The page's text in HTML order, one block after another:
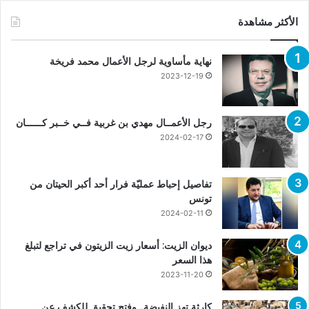
الأكثر مشاهدة
نهاية مأساوية لرجل الأعمال محمد فريخة
2023-12-19
رجل الأعمــال مهدي بن غربية فــي خــبر كــــــان
2024-02-17
تفاصيل إحباط عمليّة فرار أحد أكبر الحيتان من
تونس
2024-02-11
ديوان الزيت: أسعار زيت الزيتون في تراجع لتبلغ
هذا السعر
2023-11-20